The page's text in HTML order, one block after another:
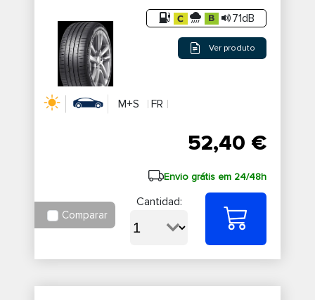
71dB
Ver produto
M+S FR
52,40 €
Envio grátis em 24/48h
Comparar
Cantidad: